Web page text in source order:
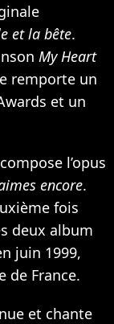
et la bête.
My Heart
remporte un
et un
l’opus
encore.
fois
deux album
juin 1999,
de France.
et chante